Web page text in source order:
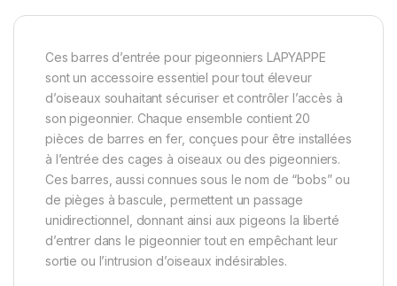
Ces barres d’entrée pour pigeonniers LAPYAPPE
sont un accessoire essentiel pour tout éleveur
d’oiseaux souhaitant sécuriser et contrôler l’accès à
son pigeonnier. Chaque ensemble contient 20
pièces de barres en fer, conçues pour être installées
à l’entrée des cages à oiseaux ou des pigeonniers.
Ces barres, aussi connues sous le nom de “bobs” ou
de pièges à bascule, permettent un passage
unidirectionnel, donnant ainsi aux pigeons la liberté
d’entrer dans le pigeonnier tout en empêchant leur
sortie ou l’intrusion d’oiseaux indésirables.